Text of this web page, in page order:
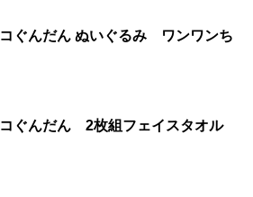
コぐんだん ぬいぐるみ ワンワンち
コぐんだん 2枚組フェイスタオル